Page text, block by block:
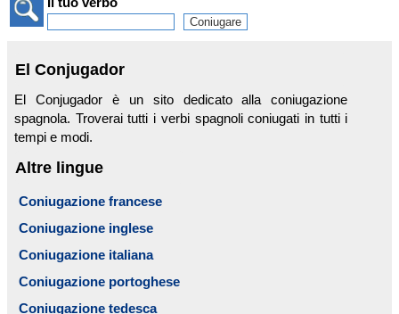
El Conjugador
El Conjugador è un sito dedicato alla coniugazione
spagnola. Troverai tutti i verbi spagnoli coniugati in tutti i
tempi e modi.
Altre lingue
Coniugazione francese
Coniugazione inglese
Coniugazione italiana
Coniugazione portoghese
Coniugazione tedesca